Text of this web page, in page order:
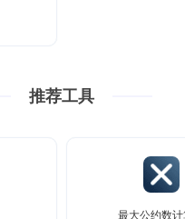
推荐工具
最大公约数